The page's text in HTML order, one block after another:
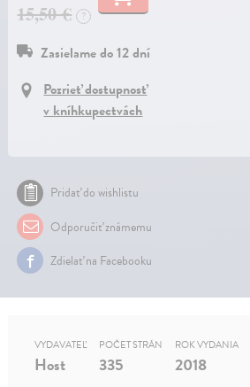
15,50 €
?
Zasielame do 12 dní
Pozrieť dostupnosť
v kníhkupectvách
Pridať do wishlistu
Odporučiť známemu
Zdielať na Facebooku
VYDAVATEĽ
Host
POČET STRÁN
335
ROK VYDANIA
2018